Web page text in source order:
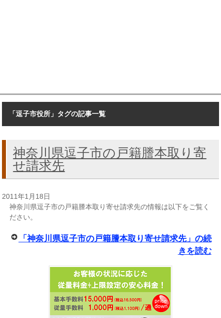
「逗子市役所」タグの記事一覧
神奈川県逗子市の戸籍謄本取り寄
せ請求先
2011年1月18日
神奈川県逗子市の戸籍謄本取り寄せ請求先の情報は以下をご覧く
ださい。
「神奈川県逗子市の戸籍謄本取り寄せ請求先」の続
きを読む